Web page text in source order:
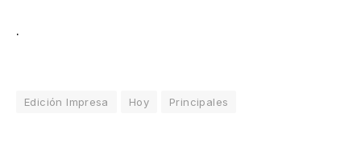
.
Edición Impresa Hoy Principales